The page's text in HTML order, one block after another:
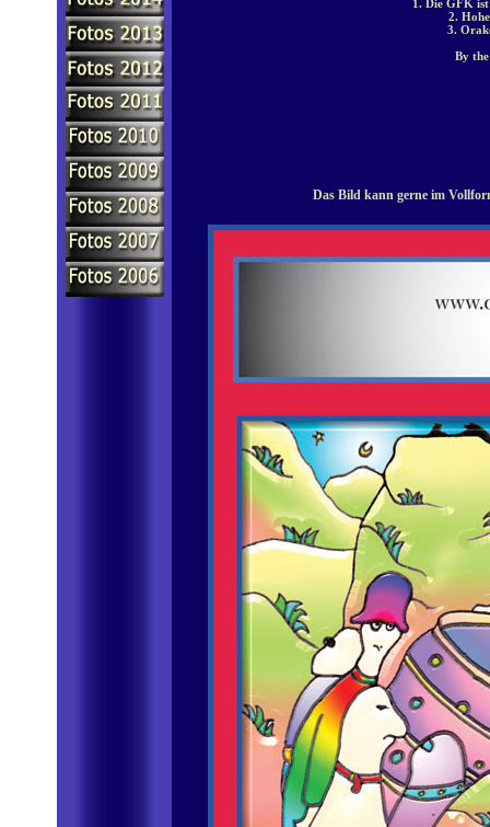
1. Die GFK
2.
3.
By
Das Bild kann gerne im